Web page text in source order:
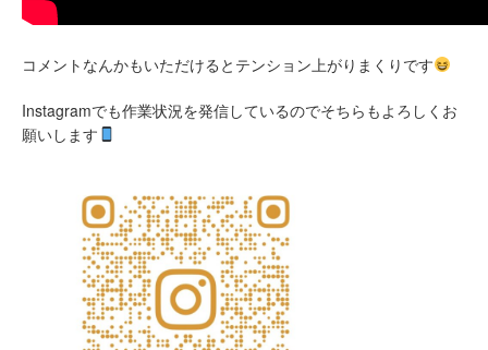
コメントなんかもいただけるとテンション上がりまくりです
Instagramでも作業状況を発信しているのでそちらもよろしくお
願いします